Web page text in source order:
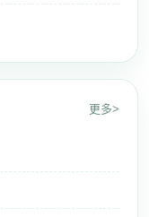
更多>